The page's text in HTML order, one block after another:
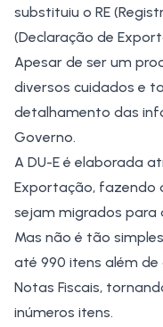
substituiu o RE
(Declaração de
Apesar de ser um
diversos cuidados e
detalhamento das
Governo.
A DU-E é elaborada
Exportação, fazendo
sejam migrados para
Mas não é tão
até 990 itens além de
Notas Fiscais,
inúmeros itens.